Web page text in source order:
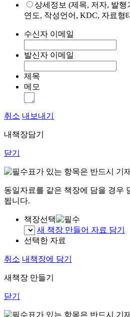
상세정보 (제목, 저자, 발행
연도, 작성언어, KDC, 자료형
수신자 이메일
발신자 이메일
제목
메모
취소 내보내기
내책장담기
닫기
표가 있는 항목은 반드시 기
동일자료를 같은 책장에 담을 경우
됩니다.
책장선택
새 책장 만들어 자료 담기
선택한 자료
취소 내책장에 담기
새책장 만들기
닫기
표가 있는 항목은 반드시 기